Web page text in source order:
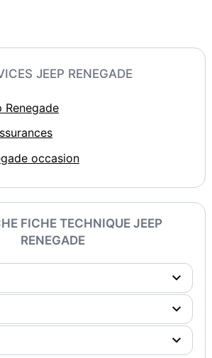
FICHE TECHNIQUE JEEP
RENEGADE
JEEP RENEGADE
Renegade
occasion